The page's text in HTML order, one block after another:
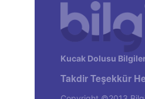
Kucak Dolusu
Takdir Teşekkür